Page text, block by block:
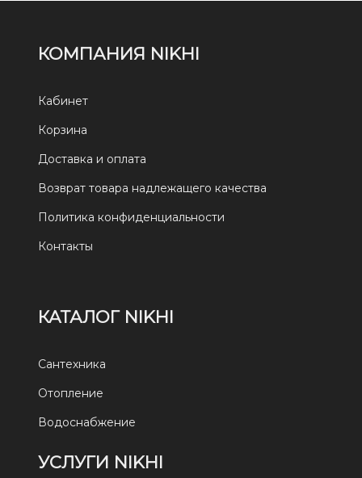
КОМПАНИЯ NIKHI
Кабинет
Корзина
Доставка и оплата
Возврат товара надлежащего качества
Политика конфиденциальности
Контакты
КАТАЛОГ NIKHI
Сантехника
Отопление
Водоснабжение
УСЛУГИ NIKHI